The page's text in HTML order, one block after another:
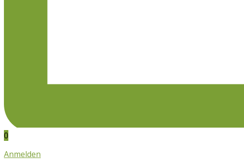
0
Anmelden